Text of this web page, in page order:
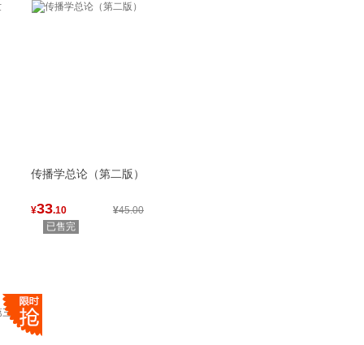
传播学总论（第二版）
¥33.10 ¥45.00
已售完